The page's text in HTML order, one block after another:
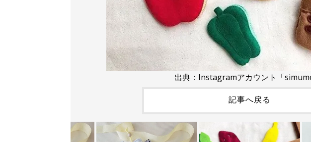
出典：Instagramアカウント「
記事へ戻る